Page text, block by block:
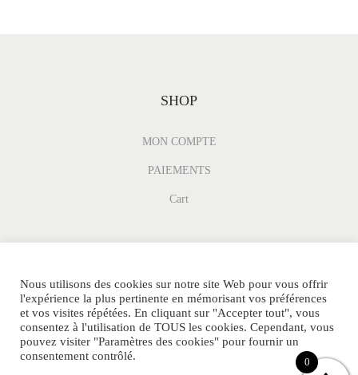
SHOP
MON COMPTE
PAIEMENTS
Cart
© MINI-PARFUM.FR Tous Droits Réservés.
Nous utilisons des cookies sur notre site Web pour vous offrir
l'expérience la plus pertinente en mémorisant vos préférences
et vos visites répétées. En cliquant sur "Accepter tout", vous
consentez à l'utilisation de TOUS les cookies. Cependant, vous
pouvez visiter "Paramètres des cookies" pour fournir un
consentement contrôlé.
0